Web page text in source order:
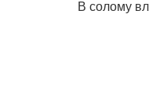
В солому